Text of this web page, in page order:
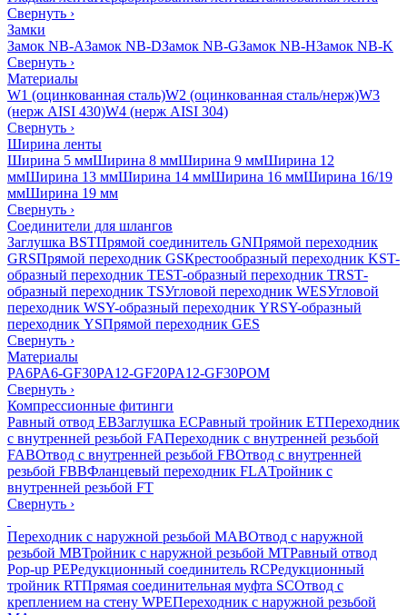
Свернуть ›
Замки
Замок NB-AЗамок NB-DЗамок NB-GЗамок NB-HЗамок NB-K
Свернуть ›
Материалы
W1 (оцинкованная сталь)W2 (оцинкованная сталь/нерж)W3
(нерж AISI 430)W4 (нерж AISI 304)
Свернуть ›
Ширина ленты
Ширина 5 ммШирина 8 ммШирина 9 ммШирина 12
ммШирина 13 ммШирина 14 ммШирина 16 ммШирина 16/19
ммШирина 19 мм
Свернуть ›
Соединители для шлангов
Заглушка BSTПрямой соединитель GNПрямой переходник
GRSПрямой переходник GSКрестообразный переходник KST-
образный переходник TESТ-образный переходник TRSТ-
образный переходник TSУгловой переходник WESУгловой
переходник WSY-образный переходник YRSY-образный
переходник YSПрямой переходник GES
Свернуть ›
Материалы
PA6PA6-GF30PA12-GF20PA12-GF30POM
Свернуть ›
Компрессионные фитинги
Равный отвод EBЗаглушка ECРавный тройник ETПереходник
с внутренней резьбой FAПереходник с внутренней резьбой
FABОтвод с внутренней резьбой FBОтвод с внутренней
резьбой FBBФланцевый переходник FLAТройник с
внутренней резьбой FT
Свернуть ›
Переходник с наружной резьбой MABОтвод с наружной
резьбой MBТройник с наружной резьбой MTРавный отвод
Pop-up PEРедукционный соединитель RCРедукционный
тройник RTПрямая соединительная муфта SCОтвод с
креплением на стену WPEПереходник с наружной резьбой